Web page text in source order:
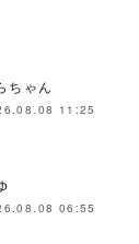
ちゃん
11:25
06:55